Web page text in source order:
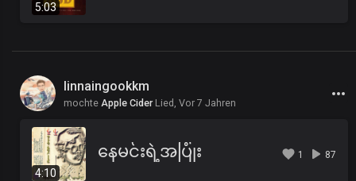
5:03
linnaingookkm
mochte Apple CiderLied, Vor 7 Jahren
4:10
နေမင်းရဲ့အပြုံး 1 87